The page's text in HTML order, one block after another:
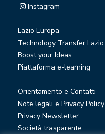
Instagram
Lazio Europa
Technology Transfer Lazio
Boost your Ideas
Piattaforma e-learning
Orientamento e Contatti
Note legali e Privacy Policy
Privacy Newsletter
Società trasparente